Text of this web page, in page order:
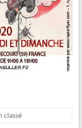
classé